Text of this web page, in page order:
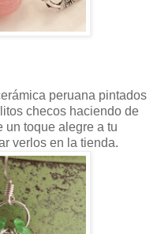
peruana pintados
checos haciendo de
un toque alegre a tu
verlos en la tienda.